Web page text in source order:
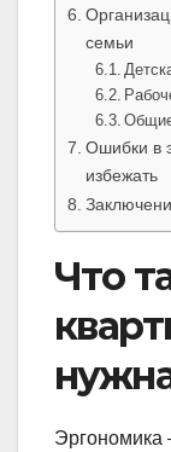
семьи
Ошибки в
избежать
Что
Эргономика